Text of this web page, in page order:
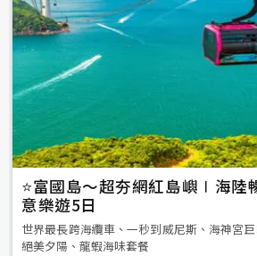
⭐️富國島～超夯網紅島嶼∣海陸
意樂遊5日
世界最長跨海纜車、一秒到威尼斯、海神宮巨
絕美夕陽、龍蝦海味套餐